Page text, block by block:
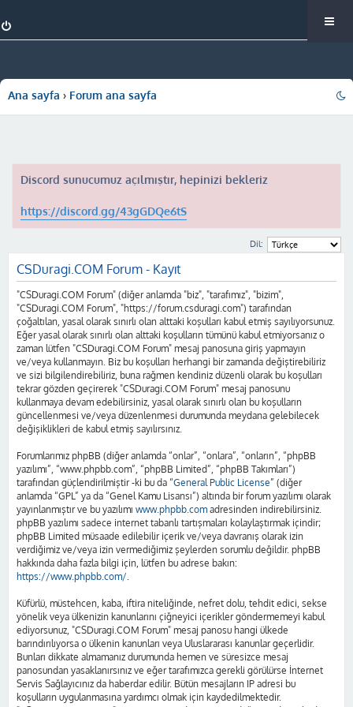
Ana sayfa Forum ana sayfa
Discord sunucumuz açılmıştır, hepinizi bekleriz
https://discord.gg/43gGDQe6tS
Dil:
CSDuragi.COM Forum - Kayıt
"CSDuragi.COM Forum" (diğer anlamda "biz", "tarafımız", "bizim",
"CSDuragi.COM Forum", "https://forum.csduragi.com") tarafından
çoğaltılan, yasal olarak sınırlı olan alttaki koşulları kabul etmiş sayılıyorsunuz.
Eğer yasal olarak sınırlı olan alttaki koşulların tümünü kabul etmiyorsanız o
zaman lütfen "CSDuragi.COM Forum" mesaj panosuna giriş yapmayın
ve/veya kullanmayın. Biz bu koşulları herhangi bir zamanda değiştirebiliriz
ve sizi bilgilendirebiliriz, buna rağmen kendiniz düzenli olarak bu koşulları
tekrar gözden geçirerek "CSDuragi.COM Forum" mesaj panosunu
kullanmaya devam edebilirsiniz, yasal olarak sınırlı olan bu koşulların
güncellenmesi ve/veya düzenlenmesi durumunda meydana gelebilecek
değişiklikleri de kabul etmiş sayılırsınız.
Forumlarımız phpBB (diğer anlamda “onlar”, “onlara”, “onların”, “phpBB
yazılımı”, “www.phpbb.com”, “phpBB Limited”, “phpBB Takımları”)
tarafından güçlendirilmiştir -ki bu da “General Public License” (diğer
anlamda “GPL” ya da “Genel Kamu Lisansı”) altında bir forum yazılımı olarak
yayınlanmıştır ve bu yazılımı www.phpbb.com adresinden indirebilirsiniz.
phpBB yazılımı sadece internet tabanlı tartışmaları kolaylaştırmak içindir;
phpBB Limited müsaade edilebilir içerik ve/veya davranış olarak izin
verdiğimiz ve/veya izin vermediğimiz şeylerden sorumlu değildir. phpBB
hakkında daha fazla bilgi için, lütfen bu adrese bakın:
https://www.phpbb.com/.
Küfürlü, müstehcen, kaba, iftira niteliğinde, nefret dolu, tehdit edici, sekse
yönelik veya ülkenizin kanunlarını çiğneyici içerikler göndermemeyi kabul
ediyorsunuz, "CSDuragi.COM Forum" mesaj panosu hangi ülkede
barındırılıyorsa o ülkenin kanunları veya Uluslararası kanunlar geçerlidir.
Bunları dikkate almamanız durumunda hemen ve süresizce mesaj
panosundan yasaklanırsınız ve eğer tarafımızca gerekli görülürse İnternet
Servis Sağlayıcınız da haberdar edilir. Bütün mesajların IP adresi bu
koşulların uygulanmasına yardımcı olmak için kaydedilmektedir.